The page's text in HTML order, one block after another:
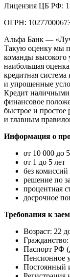
Лицензия ЦБ РФ:
ОГРН:
Альфа Банк —
Такую оценку мы
команды высокого
наибольшая
кредитная
и упрощенные
Кредит наличными
финансовое
быстрое и
и главным
Информация о
от 10 000 до
от 1 до 5 лет
без
решение по
процентная
досрочное
Требования к
Возраст: 22
Паспорт РФ
Пенсионное
Постоянный